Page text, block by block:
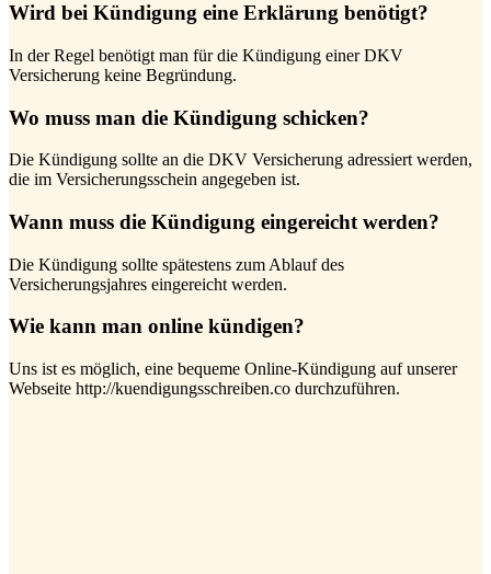
Wird bei Kündigung eine Erklärung benötigt?
In der Regel benötigt man für die Kündigung einer DKV
Versicherung keine Begründung.
Wo muss man die Kündigung schicken?
Die Kündigung sollte an die DKV Versicherung adressiert werden,
die im Versicherungsschein angegeben ist.
Wann muss die Kündigung eingereicht werden?
Die Kündigung sollte spätestens zum Ablauf des
Versicherungsjahres eingereicht werden.
Wie kann man online kündigen?
Uns ist es möglich, eine bequeme Online-Kündigung auf unserer
Webseite http://kuendigungsschreiben.co durchzuführen.